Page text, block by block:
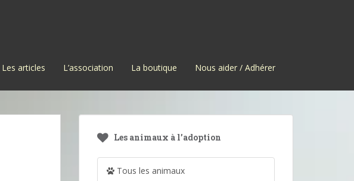
Les articles L’association La boutique Nous aider / Adhérer
Les animaux à l’adoption
Tous les animaux